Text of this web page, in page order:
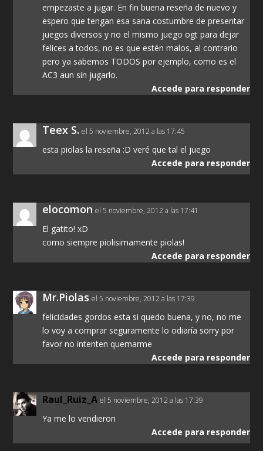
empezaste a jugar. En fin buena reseña de nuevo y
espero que tengan esa sana costumbre de presentar
juegos diversos y no el mismo juego ogt para dejar
felices a todos, no es que estén malos, al contrario
pero ya sabemos TODOS por ejemplo, como es el
AC3 aun sin jugarlo.
Accede para responder
Teex S. el 5 noviembre, 2012 a las 17:45
esta piolas la reseña :D veré que tal el juego
Accede para responder
elocomon el 5 noviembre, 2012 a las 17:41
El gatito! xD
como siempre piolisimamente piolas!
Accede para responder
Mr.Piolas el 5 noviembre, 2012 a las 17:39
felicidades gordos esta si quedo buena, y no, no me
lo voy a comprar seguramente lo odiaría sorry por
favor no intenten quemarme
Accede para responder
Raul_Ruiz_A el 5 noviembre, 2012 a las 17:39
Ya me lo vendieron
Accede para responder